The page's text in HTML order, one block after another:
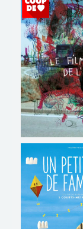
Horaires
Bande-
TOUT PUBLIC
LE FILM
Horaires
Bande-